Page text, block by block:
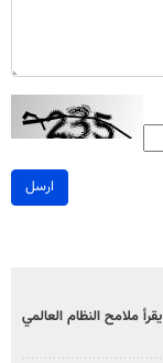
ارسل
ملامح النظام العالمي